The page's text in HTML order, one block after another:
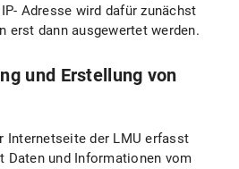
Adresse wird dafür zunächst
erst dann ausgewertet werden.
und Erstellung von
Internetseite der LMU erfasst
Daten und Informationen vom